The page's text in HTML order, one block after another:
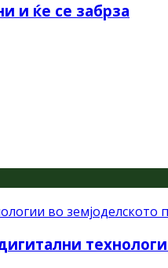
и ќе се забрза